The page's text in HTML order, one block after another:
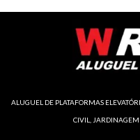
ALUGUEL DE PLATAFORMAS
CIVIL,